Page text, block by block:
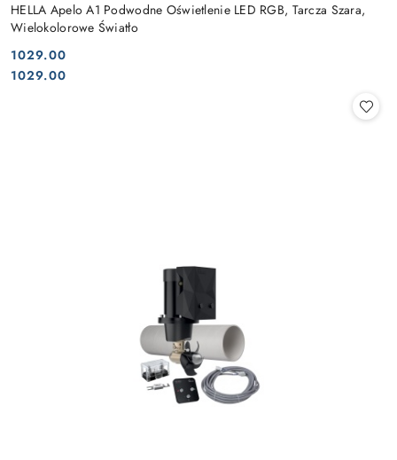
HELLA Apelo A1 Podwodne Oświetlenie LED RGB, Tarcza Szara,
Wielokolorowe Światło
Cena:
1029.00
Cena:
1029.00